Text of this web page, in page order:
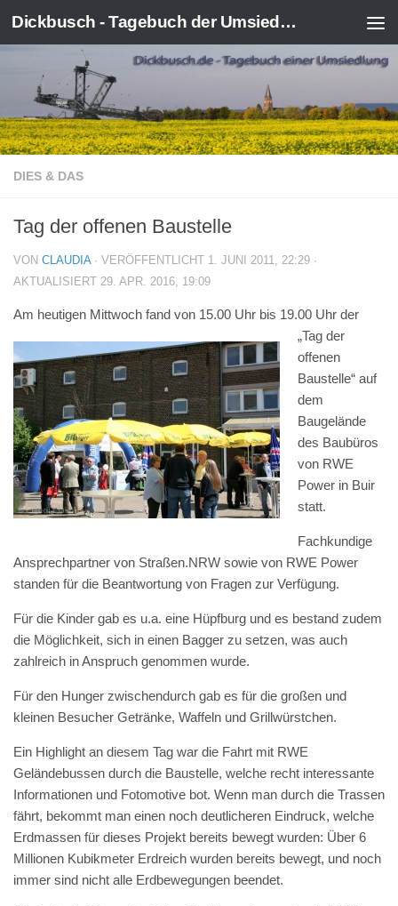
Zum Inhalt springen Dickbusch - Tagebuch der Umsiedlung von Kerpen-Manheim
DIES & DAS
Tag der offenen Baustelle
VON CLAUDIA · VERÖFFENTLICHT 1. JUNI 2011, 22:29 ·
AKTUALISIERT 29. APR. 2016, 19:09
Am heutigen Mittwoch fand von 15.00 Uhr bis 19.00 Uhr der
„Tag der
offenen
Baustelle“ auf
dem
Baugelände
des Baubüros
von RWE
Power in Buir
statt.
Fachkundige
Ansprechpartner von Straßen.NRW sowie von RWE Power
standen für die Beantwortung von Fragen zur Verfügung.
Für die Kinder gab es u.a. eine Hüpfburg und es bestand zudem
die Möglichkeit, sich in einen Bagger zu setzen, was auch
zahlreich in Anspruch genommen wurde.
Für den Hunger zwischendurch gab es für die großen und
kleinen Besucher Getränke, Waffeln und Grillwürstchen.
Ein Highlight an diesem Tag war die Fahrt mit RWE
Geländebussen durch die Baustelle, welche recht interessante
Informationen und Fotomotive bot. Wenn man durch die Trassen
fährt, bekommt man einen noch deutlicheren Eindruck, welche
Erdmassen für dieses Projekt bereits bewegt wurden: Über 6
Millionen Kubikmeter Erdreich wurden bereits bewegt, und noch
immer sind nicht alle Erdbewegungen beendet.